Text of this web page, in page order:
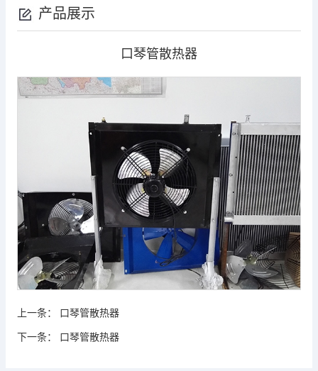
产品展示
口琴管散热器
上一条： 口琴管散热器
下一条： 口琴管散热器